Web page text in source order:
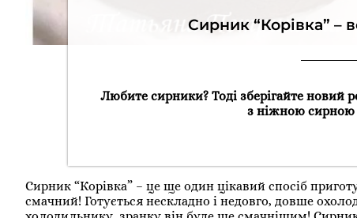
Сирник “Корівка” –
Любите сирники? Тоді зберігайте новий
з ніжною сирною
Сирник “Корівка” – це ще один цікавий спосіб
смачний! Готується нескладно і недовго, довше